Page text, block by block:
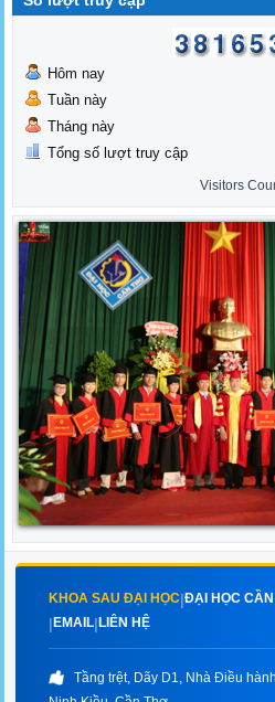
Hôm nay
Tuần này
Tháng này
Tổng số lượt truy cập
Visitors
KHOA SAU ĐẠI HỌC|ĐẠI HỌC
|EMAIL|LIÊN HỆ
Tầng trệt, Dãy D1, Nhà Điều